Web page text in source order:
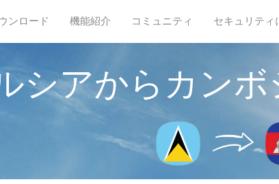
ンロード 機能紹介 コミュニティ セキュリティ
シアからカン